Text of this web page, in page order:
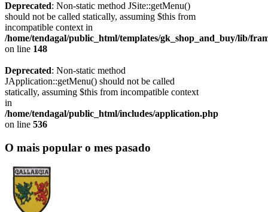
Deprecated: Non-static method JSite::getMenu()
should not be called statically, assuming $this from
incompatible context in
/home/tendagal/public_html/templates/gk_shop_and_buy/lib/
on line 148
Deprecated: Non-static method
JApplication::getMenu() should not be called
statically, assuming $this from incompatible context
in
/home/tendagal/public_html/includes/application.php
on line 536
O mais popular o mes pasado